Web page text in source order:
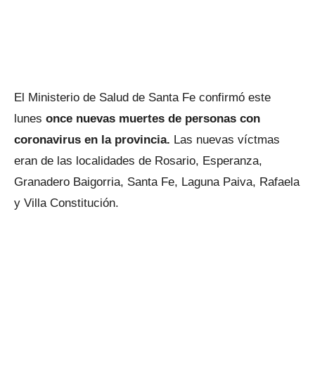
El Ministerio de Salud de Santa Fe confirmó este
lunes once nuevas muertes de personas con
coronavirus en la provincia. Las nuevas víctmas
eran de las localidades de Rosario, Esperanza,
Granadero Baigorria, Santa Fe, Laguna Paiva, Rafaela
y Villa Constitución.